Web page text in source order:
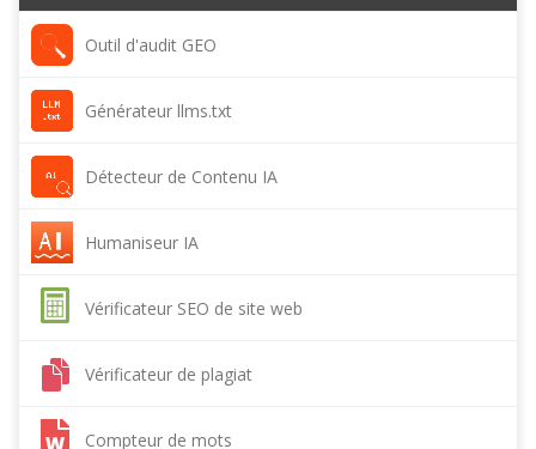
Outil d'audit GEO
Générateur llms.txt
Détecteur de Contenu IA
Humaniseur IA
Vérificateur SEO de site web
Vérificateur de plagiat
Compteur de mots